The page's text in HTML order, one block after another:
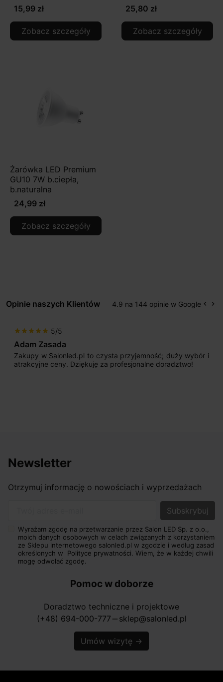
15,99 zł
Zobacz szczegóły
25,80 zł
Zobacz szczegóły
Żarówka LED Premium
GU10 7W b.ciepła,
b.naturalna
24,99 zł
Zobacz szczegóły
Opinie naszych Klientów 4.9 na 144 opinie w Google keyboard_arrow_left keyboard_arrow_right
star star star star star 5/5
Adam Zasada
Zakupy w Salonled.pl to czysta przyjemność; duży wybór i
atrakcyjne ceny. Dziękuję za profesjonalne doradztwo!
Newsletter
Otrzymuj informację o nowościach i wyprzedażach
Wyrażam zgodę na przetwarzanie przez Salon LED Sp. z o.o.,
moich danych osobowych w celach związanych z korzystaniem
ze Sklepu internetowego salonled.pl w zgodzie i według zasad
określonych w Polityce prywatności. Wiem, że w każdej chwili
mogę odwołać zgodę.
Pomoc w doborze
Doradztwo techniczne i projektowe
(+48) 694-000-777 horizontal_rule sklep@salonled.pl
Umów wizytę →